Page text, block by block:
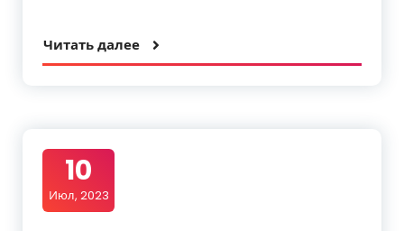
Читать далее
10
Июл, 2023